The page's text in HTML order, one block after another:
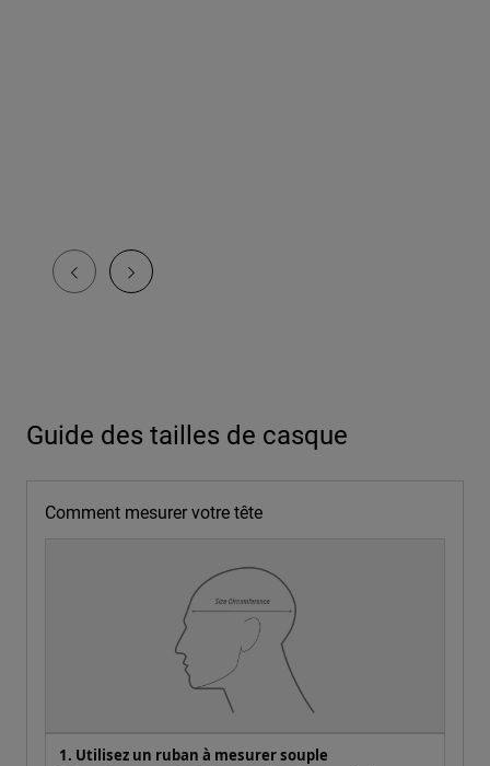
Guide des tailles de casque
Comment mesurer votre tête
1. Utilisez un ruban à mesurer souple